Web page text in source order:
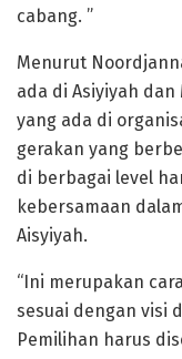
cabang. ”
Menurut
ada di Asiyiyah
yang ada di
gerakan yang
di berbagai level
kebersamaan
Aisyiyah.
“Ini merupakan
sesuai dengan visi
Pemilihan harus